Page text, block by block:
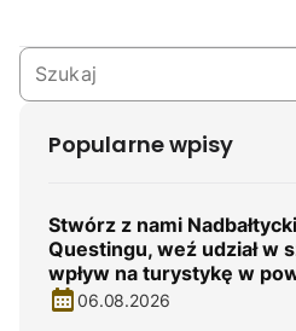
Popularne wpisy
Stwórz z nami
Questingu, weź udział w
wpływ na turystykę w
06.08.2026